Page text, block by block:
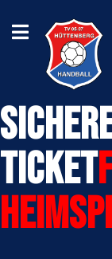
Ticket